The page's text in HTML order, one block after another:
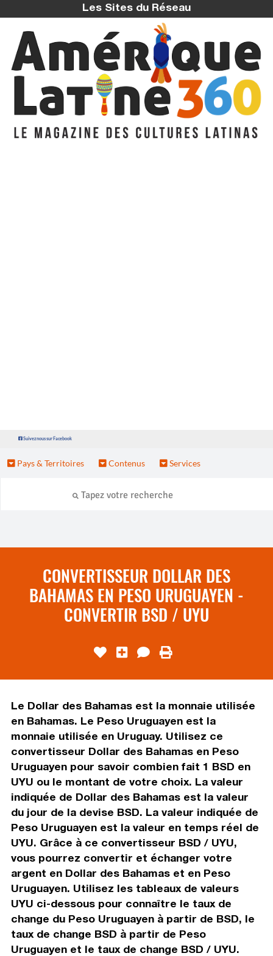
Les Sites du Réseau
Suivez nous sur Facebook
Pays & Territoires Contenus Services
CONVERTISSEUR DOLLAR DES
BAHAMAS EN PESO URUGUAYEN -
CONVERTIR BSD / UYU
Le Dollar des Bahamas est la monnaie utilisée
en Bahamas. Le Peso Uruguayen est la
monnaie utilisée en Uruguay. Utilisez ce
convertisseur Dollar des Bahamas en Peso
Uruguayen pour savoir combien fait 1 BSD en
UYU ou le montant de votre choix. La valeur
indiquée de Dollar des Bahamas est la valeur
du jour de la devise BSD. La valeur indiquée de
Peso Uruguayen est la valeur en temps réel de
UYU. Grâce à ce convertisseur BSD / UYU,
vous pourrez convertir et échanger votre
argent en Dollar des Bahamas et en Peso
Uruguayen. Utilisez les tableaux de valeurs
UYU ci-dessous pour connaître le taux de
change du Peso Uruguayen à partir de BSD, le
taux de change BSD à partir de Peso
Uruguayen et le taux de change BSD / UYU.